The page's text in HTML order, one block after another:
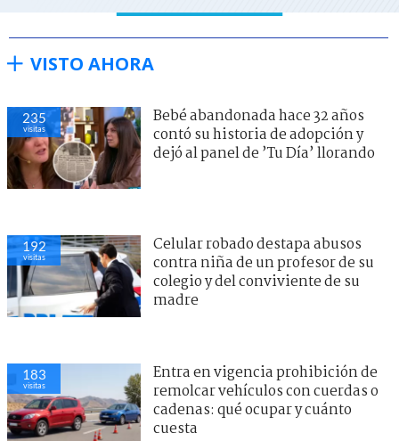
VISTO AHORA
235
visitas
Bebé abandonada hace 32 años
contó su historia de adopción y
dejó al panel de ’Tu Día’ llorando
192
visitas
Celular robado destapa abusos
contra niña de un profesor de su
colegio y del conviviente de su
madre
183
visitas
Entra en vigencia prohibición de
remolcar vehículos con cuerdas o
cadenas: qué ocupar y cuánto
cuesta